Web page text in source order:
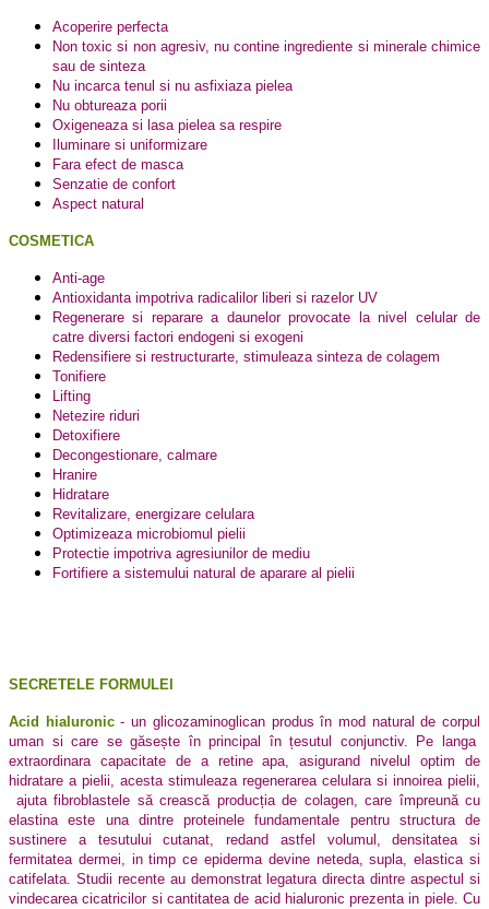
Acoperire perfecta
Non toxic si non agresiv, nu contine ingrediente si minerale chimice
sau de sinteza
Nu incarca tenul si nu asfixiaza pielea
Nu obtureaza porii
Oxigeneaza si lasa pielea sa respire
Iluminare si uniformizare
Fara efect de masca
Senzatie de confort
Aspect natural
COSMETICA
Anti-age
Antioxidanta impotriva radicalilor liberi si razelor UV
Regenerare si reparare a daunelor provocate la nivel celular de
catre diversi factori endogeni si exogeni
Redensifiere si restructurarte, stimuleaza sinteza de colagem
Tonifiere
Lifting
Netezire riduri
Detoxifiere
Decongestionare, calmare
Hranire
Hidratare
Revitalizare, energizare celulara
Optimizeaza microbiomul pielii
Protectie impotriva agresiunilor de mediu
Fortifiere a sistemului natural de aparare al pielii
SECRETELE FORMULEI
Acid hialuronic­- un glicozaminoglican produs în mod natural de corpul
uman si care se găsește în principal în țesutul conjunctiv. Pe langa
extraordinara capacitate de a retine apa, asigurand nivelul optim de
hidratare a pielii, acesta stimuleaza regenerarea celulara si innoirea pielii,
ajuta fibroblastele să crească producția de colagen, care împreună cu
elastina este una dintre proteinele fundamentale pentru structura de
sustinere a tesutului cutanat, redand astfel volumul, densitatea si
fermitatea dermei, in timp ce epiderma devine neteda, supla, elastica si
catifelata. Studii recente au demonstrat legatura directa dintre aspectul si
vindecarea cicatricilor si cantitatea de acid hialuronic prezenta in piele. Cu